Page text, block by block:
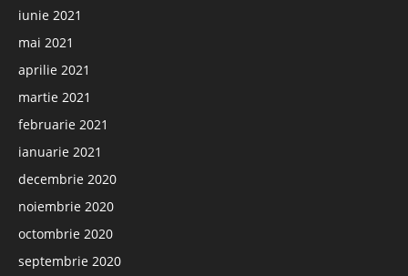
iunie 2021
mai 2021
aprilie 2021
martie 2021
februarie 2021
ianuarie 2021
decembrie 2020
noiembrie 2020
octombrie 2020
septembrie 2020